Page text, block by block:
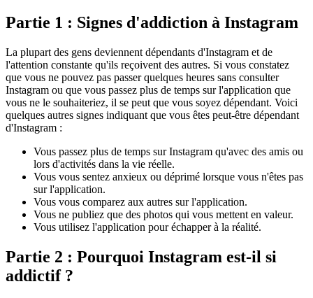
Partie 1 : Signes d'addiction à Instagram
La plupart des gens deviennent dépendants d'Instagram et de
l'attention constante qu'ils reçoivent des autres. Si vous constatez
que vous ne pouvez pas passer quelques heures sans consulter
Instagram ou que vous passez plus de temps sur l'application que
vous ne le souhaiteriez, il se peut que vous soyez dépendant. Voici
quelques autres signes indiquant que vous êtes peut-être dépendant
d'Instagram :
Vous passez plus de temps sur Instagram qu'avec des amis ou
lors d'activités dans la vie réelle.
Vous vous sentez anxieux ou déprimé lorsque vous n'êtes pas
sur l'application.
Vous vous comparez aux autres sur l'application.
Vous ne publiez que des photos qui vous mettent en valeur.
Vous utilisez l'application pour échapper à la réalité.
Partie 2 : Pourquoi Instagram est-il si
addictif ?